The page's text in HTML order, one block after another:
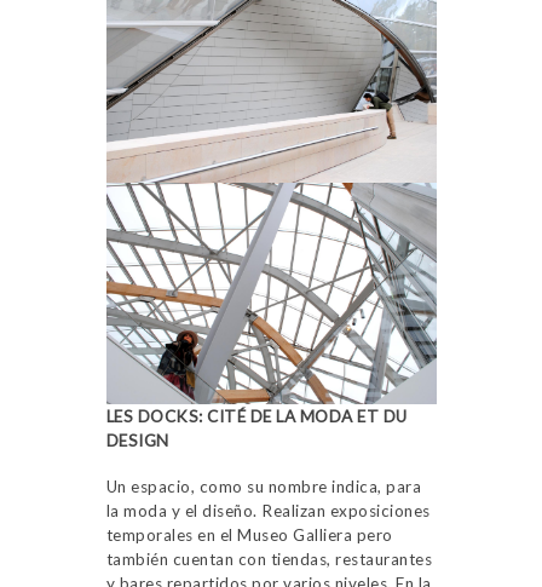
LES DOCKS: CITÉ DE LA MODA ET DU
DESIGN
Un espacio, como su nombre indica, para
la moda y el diseño. Realizan exposiciones
temporales en el Museo Galliera pero
también cuentan con tiendas, restaurantes
y bares repartidos por varios niveles. En la